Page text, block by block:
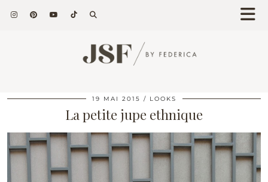
19 MAI 2015 LOOKS
La petite jupe ethnique